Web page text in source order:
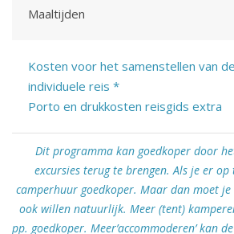
Maaltijden
Kosten voor het samenstellen van
individuele reis *
Porto en drukkosten reisgids extra
Dit programma kan goedkoper door
excursies terug te brengen. Als je er
camperhuur goedkoper. Maar dan moet
ook willen natuurlijk. Meer (tent)
pp. goedkoper. Meer’accommoderen’ kan